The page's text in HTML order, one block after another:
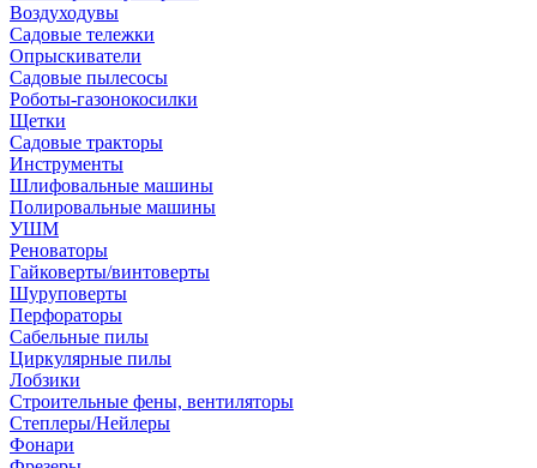
Воздуходувы
Садовые тележки
Опрыскиватели
Садовые пылесосы
Роботы-газонокосилки
Щетки
Садовые тракторы
Инструменты
Шлифовальные машины
Полировальные машины
УШМ
Реноваторы
Гайковерты/винтоверты
Шуруповерты
Перфораторы
Сабельные пилы
Циркулярные пилы
Лобзики
Строительные фены, вентиляторы
Степлеры/Нейлеры
Фонари